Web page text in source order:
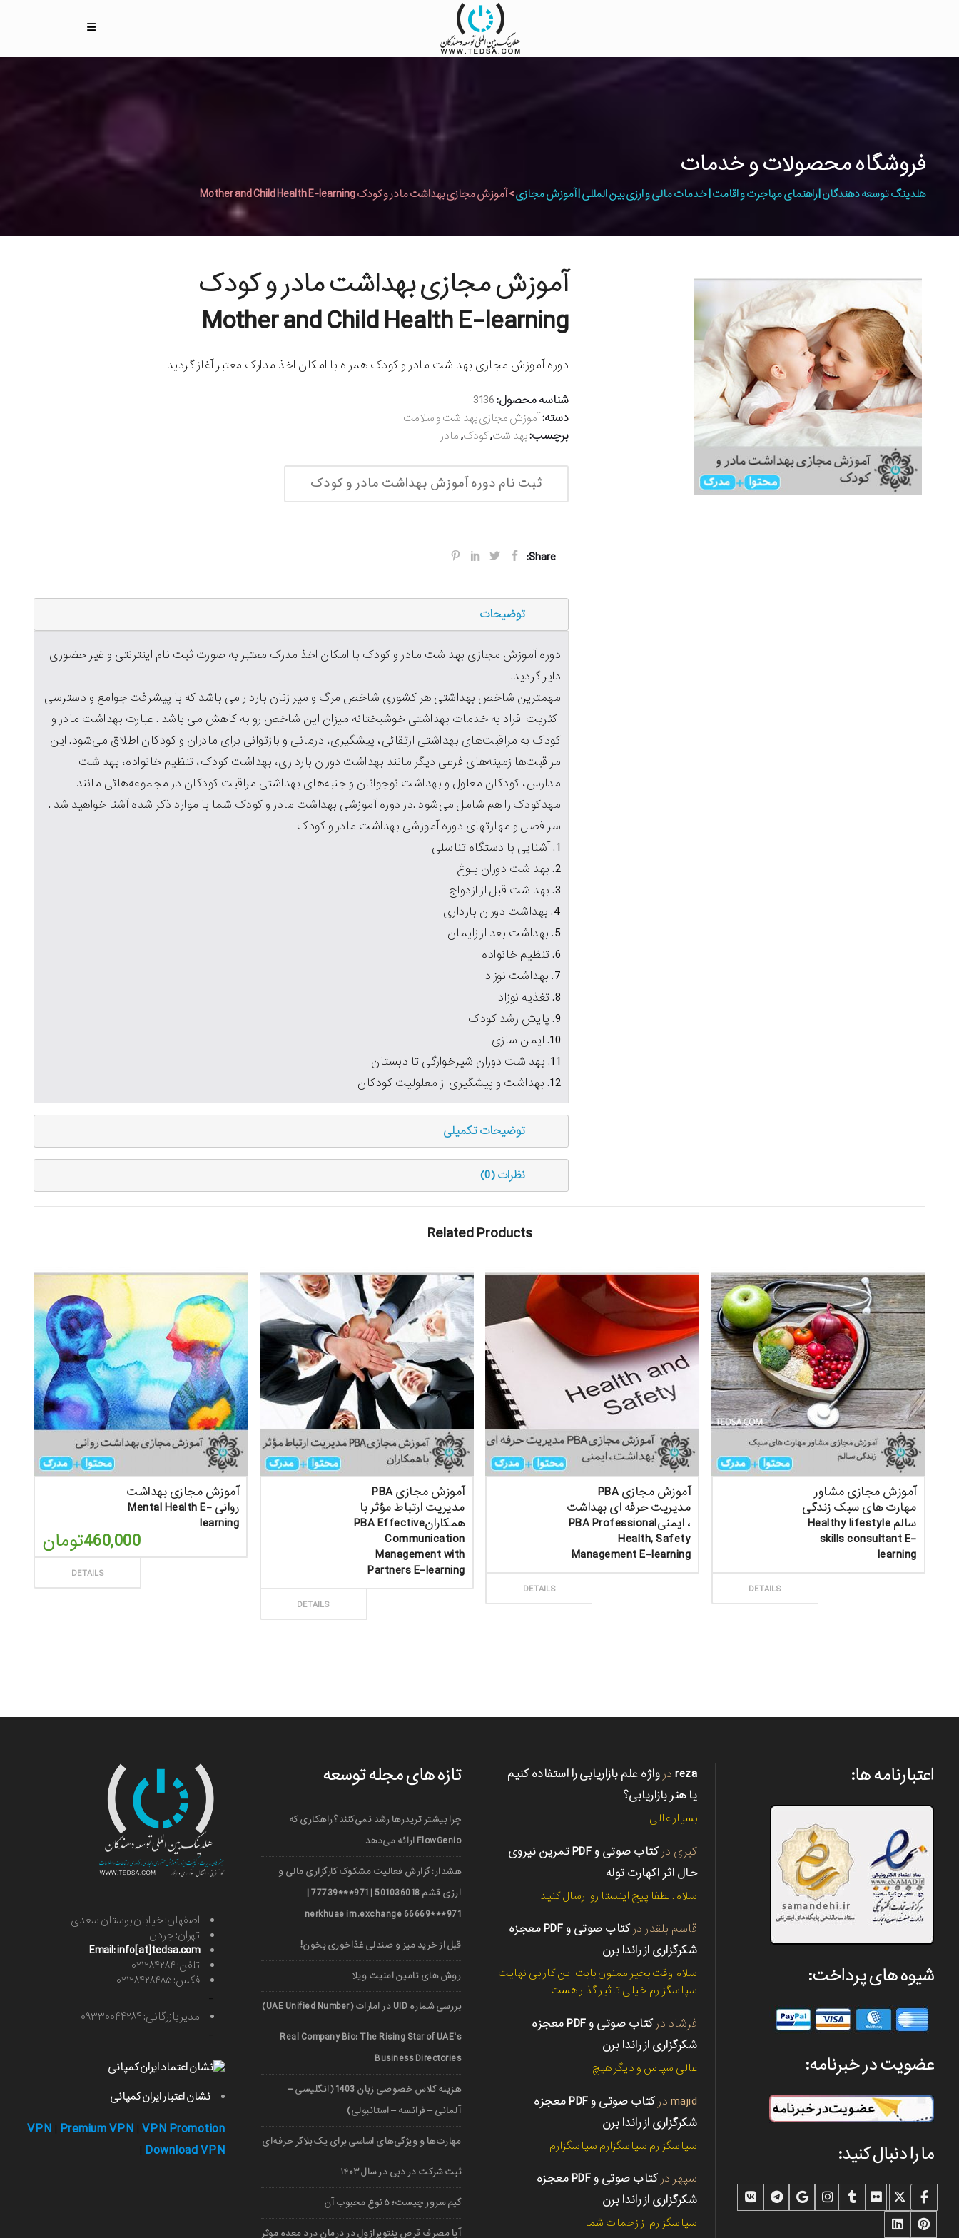
فروشگاه محصولات و خدمات
هلدینگ توسعه دهندگان | راهنمای مهاجرت و اقامت | خدمات مالی و ارزی بین المللی | آموزش مجازی>آموزش مجازی بهداشت مادر و کودک Mother and Child Health E-learning
آموزش مجازی بهداشت مادر و کودک
Mother and Child Health E-learning
دوره آموزش مجازی بهداشت مادر و کودک همراه با امکان اخذ مدارک معتبر آغاز گردید
شناسه محصول:3136
دسته:آموزش مجازی بهداشت و سلامت
برچسب:بهداشت,کودک,مادر
ثبت نام دوره آموزش بهداشت مادر و کودک
Share:
توضیحات
دوره آموزش مجازی بهداشت مادر و کودک با امکان اخذ مدرک معتبر به صورت ثبت نام اینترنتی و غیر حضوری
دایر گردید.
مهمترین شاخص بهداشتی هر کشوری شاخص مرگ و میر زنان باردار می باشد که با پیشرفت جوامع و دسترسی
اکثریت افراد به خدمات بهداشتی خوشبختانه میزان این شاخص رو به کاهش می باشد . عبارت بهداشت مادر و
کودک به مراقبت‌هاى بهداشتى ارتقائی، پیشگیری، درمانى و بازتوانى براى مادران و کودکان اطلاق مى‌شود. این
مراقبت‌ها زمینه‌هاى فرعى دیگر مانند بهداشت دوران بارداری، بهداشت کودک، تنظیم خانواده، بهداشت
مدارس، کودکان معلول و بهداشت نوجوانان و جنبه‌هاى بهداشتى مراقبت کودکان در مجموعه‌هائى مانند
مهدکودک را هم شامل مى‌شود .در دوره آموزشی بهداشت مادر و کودک شما با موارد ذکر شده آشنا خواهید شد .
سر فصل و مهارتهای دوره آموزشی بهداشت مادر و کودک
1. آشنایی با دستگاه تناسلی
2. بهداشت دوران بلوغ
3. بهداشت قبل از ازدواج
4. بهداشت دوران بارداری
5. بهداشت بعد از زایمان
6. تنظیم خانواده
7. بهداشت نوزاد
8. تغذیه نوزاد
9. پایش رشد کودک
10. ایمن سازی
11. بهداشت دوران شیرخوارگی تا دبستان
12. بهداشت و پیشگیری از معلولیت کودکان
توضیحات تکمیلی
نظرات (0)
Related Products
آموزش مجازی بهداشت
روانی Mental Health E-
learning
460,000تومان
DETAILS
آموزش مجازی PBA
مدیریت ارتباط مؤثر با
همکارانPBA Effective
Communication
Management with
Partners E-learning
DETAILS
آموزش مجازی PBA
مدیریت حرفه ای بهداشت
، ایمنیPBA Professional
Health, Safety
Management E-learning
DETAILS
آموزش مجازی مشاور
مهارت های سبک زندگی
سالم Healthy lifestyle
skills consultant E-
learning
DETAILS
اصفهان: خیابان بوستان سعدی
تهران: جردن
Email: info[at]tedsa.com
تلفن: ۰۲۱۲۸۴۲۸۴
فکس: ۰۲۱۲۸۴۲۸۴۸۵
مدیر بازرگانی: ۰۹۳۳۰۰۴۴۲۸۴
نشان اعتبار ایران کمپانی
VPN Premium VPN VPN Promotion
Download VPN
تازه های مجله توسعه
چرا بیشتر تریدرها رشد نمی‌کنند؟ راهکاری که
FlowGenio ارائه می‌دهد
هشدار: گزارش فعالیت مشکوک کارگزاری مالی و
ارزی قشم 501036018 | 971***77739 |
971***66669 nerkhuae irn.exchange
قبل از خرید میز و صندلی غذاخوری بخون!
روش های تامین امنیت ویلا
بررسی شماره UID در امارات (UAE Unified Number)
Real Company Bio: The Rising Star of UAE’s
Business Directories
هزینه کلاس خصوصی زبان 1403 (انگلیسی –
آلمانی – فرانسه – استانبولی)
مهارت‌ها و ویژگی‌های اساسی برای یک بلاگر حرفه‌ای
ثبت شرکت در دبی در سال ۱۴۰۳
گیم سرور چیست؛ ۵ نوع محبوب آن
آیا مصرف قرص پنتوپرازول در درمان درد معده موثر
reza در واژه علم بازاریابی را استفاده کنیم
یا هنر بازاریابی؟
بسیار عالی
کبری در
کتاب صوتی و PDF تمرین نیروی
حال اثر اکهارت توله
سلام. لطفا پیج اینستا رو ارسال کنید
قاسم بلقدر در
کتاب صوتی و PDF معجزه
شکرگزاری از راندا برن
سلام وقت بخیر ممنون بابت این کار بی نهایت
سپاسگزارم خیلی تاثیر گذار هست
فرشاد در
کتاب صوتی و PDF معجزه
شکرگزاری از راندا برن
عالی سپاس و دیگر هیچ
majid در
کتاب صوتی و PDF معجزه
شکرگزاری از راندا برن
سپاسگزارم سپاسگزارم سپاسگزارم
سپهر در
کتاب صوتی و PDF معجزه
شکرگزاری از راندا برن
سپاسگزارم از زحمات شما
اعتبارنامه ها:
شیوه های پرداخت:
عضویت در خبرنامه:
ما را دنبال کنید: